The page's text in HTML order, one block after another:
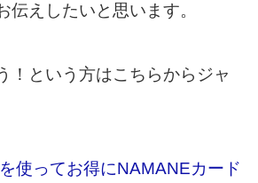
伝えしたいと思います。
！という方はこちらからジャ
使ってお得にNAMANEカード